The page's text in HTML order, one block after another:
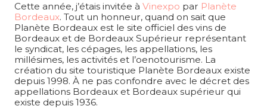
Cette année, j’étais invitée à Vinexpo par Planète
Bordeaux. Tout un honneur, quand on sait que
Planète Bordeaux est le site officiel des vins de
Bordeaux et de Bordeaux Supérieur représentant
le syndicat, les cépages, les appellations, les
millésimes, les activités et l’oenotourisme. La
création du site touristique Planète Bordeaux existe
depuis 1998. À ne pas confondre avec le décret des
appellations Bordeaux et Bordeaux supérieur qui
existe depuis 1936.